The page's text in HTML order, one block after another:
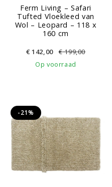
Ferm Living – Safari
Tufted Vloekleed van
Wol – Leopard – 118 x
160 cm
€ 142,00 €199,00
Op voorraad
-21%